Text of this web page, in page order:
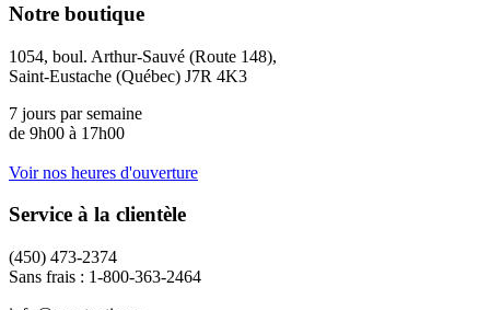
Notre boutique
1054, boul. Arthur-Sauvé (Route 148),
Saint-Eustache (Québec) J7R 4K3
7 jours par semaine
de 9h00 à 17h00
Voir nos heures d'ouverture
Service à la clientèle
(450) 473-2374
Sans frais : 1-800-363-2464